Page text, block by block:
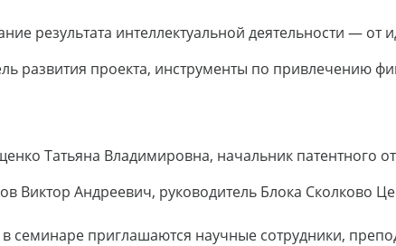
результата интеллектуальной деятельности —
развития проекта, инструменты по привлечению
Татьяна Владимировна, начальник патентного
Виктор Андреевич, руководитель Блока Сколково
семинаре приглашаются научные сотрудники,